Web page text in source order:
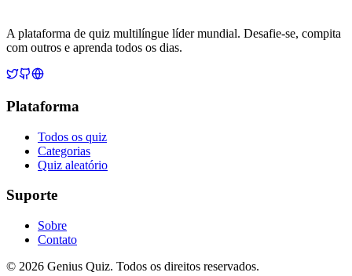
A plataforma de quiz multilíngue líder mundial. Desafie-se, compita
com outros e aprenda todos os dias.
Plataforma
Todos os quiz
Categorias
Quiz aleatório
Suporte
Sobre
Contato
© 2026 Genius Quiz. Todos os direitos reservados.